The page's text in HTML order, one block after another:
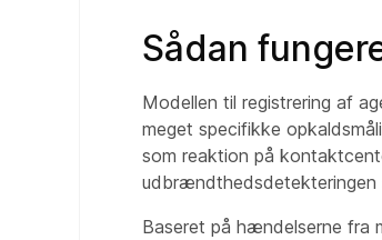
Sådan
Modellen til registrering af
meget specifikke
som reaktion på
Baseret på hændelserne fra